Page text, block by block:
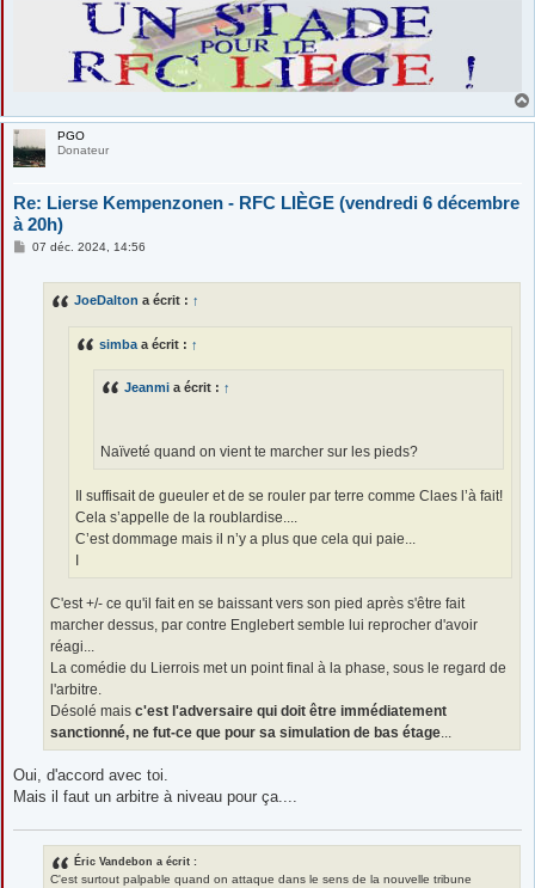
PGO
Donateur
Re: Lierse Kempenzonen - RFC LIÈGE (vendredi 6 décembre
à 20h)
M07 déc. 2024, 14:56
JoeDalton a écrit : ↑
simba a écrit : ↑
Jeanmi a écrit : ↑
Naïveté quand on vient te marcher sur les pieds?
Il suffisait de gueuler et de se rouler par terre comme Claes l’à fait!
Cela s’appelle de la roublardise....
C’est dommage mais il n’y a plus que cela qui paie...
I
C'est +/- ce qu'il fait en se baissant vers son pied après s'être fait
marcher dessus, par contre Englebert semble lui reprocher d'avoir
réagi...
La comédie du Lierrois met un point final à la phase, sous le regard de
l'arbitre.
Désolé mais c'est l'adversaire qui doit être immédiatement
sanctionné, ne fut-ce que pour sa simulation de bas étage...
Oui, d'accord avec toi.
Mais il faut un arbitre à niveau pour ça....
Éric Vandebon a écrit :
C'est surtout palpable quand on attaque dans le sens de la nouvelle tribune